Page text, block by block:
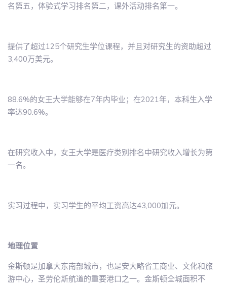
名第五，体验式学习排名第二，课外活动排名第一。
提供了超过125个研究生学位课程，并且对研究生的资助超过
3,400万美元。
88.6%的女王大学能够在7年内毕业；在2021年，本科生入学
率达90.6%。
在研究收入中，女王大学是医疗类别排名中研究收入增长为第
一名。
实习过程中，实习学生的平均工资高达43,000加元。
地理位置
金斯顿是加拿大东南部城市，也是安大略省工商业、文化和旅
游中心，圣劳伦斯航道的重要港口之一。金斯顿全城面积不